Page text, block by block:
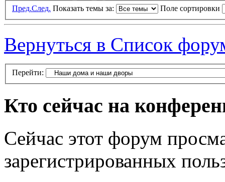
Пред.След. Показать темы за: Поле сортировки
Вернуться в Список
Перейти:
Кто сейчас на
Сейчас этот форум
зарегистрированных